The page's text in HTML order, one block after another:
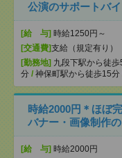
公演のサポートバ
[給 与] 時給1250円～
[交通費]支給（規定有り）
[勤務地] 九段下駅から徒歩
分 / 神保町駅から徒歩15分
時給2000円＊ほぼ
バナー・画像制作
[給 与] 時給2000円